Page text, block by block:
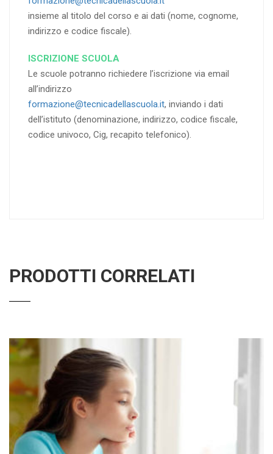
insieme al titolo del corso e ai dati (nome, cognome,
indirizzo e codice fiscale).
ISCRIZIONE SCUOLA
Le scuole potranno richiedere l’iscrizione via email
all’indirizzo
formazione@tecnicadellascuola.it, inviando i dati
dell’istituto (denominazione, indirizzo, codice fiscale,
codice univoco, Cig, recapito telefonico).
PRODOTTI CORRELATI